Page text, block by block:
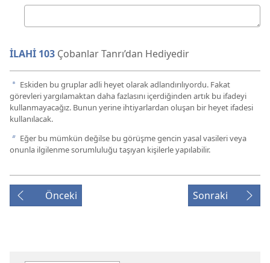
İLAHİ 103 Çobanlar Tanrı’dan Hediyedir
a Eskiden bu gruplar adli heyet olarak adlandırılıyordu. Fakat
görevleri yargılamaktan daha fazlasını içerdiğinden artık bu ifadeyi
kullanmayacağız. Bunun yerine ihtiyarlardan oluşan bir heyet ifadesi
kullanılacak.
b Eğer bu mümkün değilse bu görüşme gencin yasal vasileri veya
onunla ilgilenme sorumluluğu taşıyan kişilerle yapılabilir.
Önceki Sonraki